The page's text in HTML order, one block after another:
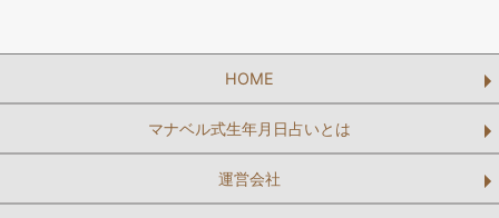
HOME
マナベル式生年月日占いとは
運営会社